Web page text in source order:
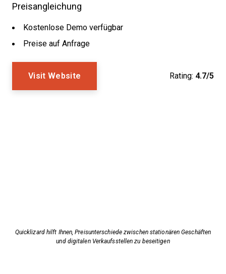
Preisangleichung
Kostenlose Demo verfügbar
Preise auf Anfrage
Visit Website Rating: 4.7/5
Quicklizard hilft Ihnen, Preisunterschiede zwischen stationären Geschäften
und digitalen Verkaufsstellen zu beseitigen